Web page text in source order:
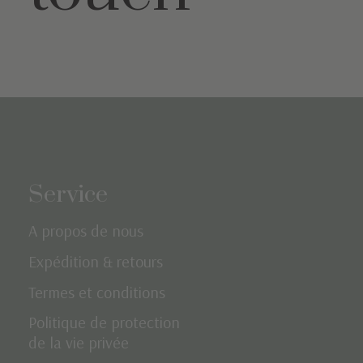
Service
A propos de nous
Expédition & retours
Termes et conditions
Politique de protection
de la vie privée